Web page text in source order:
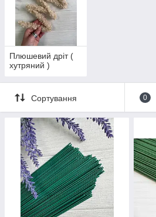
Плюшевий дріт (
хутряний )
Сортування 0